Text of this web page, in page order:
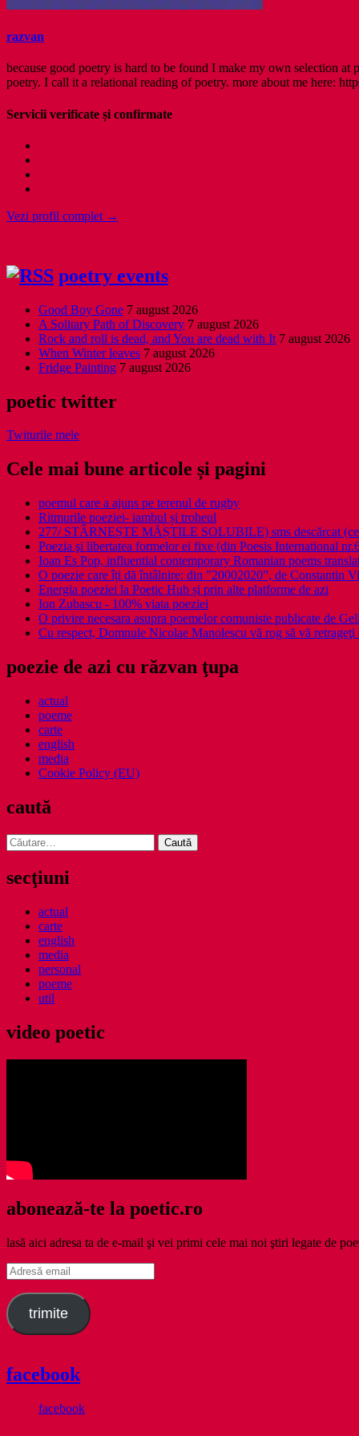
razvan
because good poetry is hard to be found I make my own selection
poetry. I call it a relational reading of poetry. more about me here:
Servicii verificate și confirmate
Vezi profil complet →
poetry events
Good Boy Gone 7 august 2026
A Solitary Path of Discovery 7 august 2026
Rock and roll is dead, and You are dead with It 7 august 2026
When Winter leaves 7 august 2026
Fridge Painting 7 august 2026
poetic twitter
Twiturile mele
Cele mai bune articole și pagini
poemul care a ajuns pe terenul de rugby
Ritmurile poeziei- iambul și troheul
277/ STÂRNEȘTE MĂȘTILE SOLUBILE) sms descărcat
Poezia şi libertatea formelor ei fixe (din Poesis International
Ioan Es Pop, influential contemporary Romanian poems
O poezie care îți dă întâlnire: din ”20002020”, de Constantin
Energia poeziei la Poetic Hub și prin alte platforme de azi
Ion Zubascu - 100% viata poeziei
O privire necesara asupra poemelor comuniste publicate de
Cu respect, Domnule Nicolae Manolescu vă rog să vă
poezie de azi cu răzvan ţupa
actual
poeme
carte
english
media
Cookie Policy (EU)
caută
Caută
după:
secţiuni
actual
carte
english
media
personal
poeme
util
video poetic
abonează-te la poetic.ro
lasă aici adresa ta de e-mail şi vei primi cele mai noi ştiri legate de
Adresă
email
trimite
facebook
facebook